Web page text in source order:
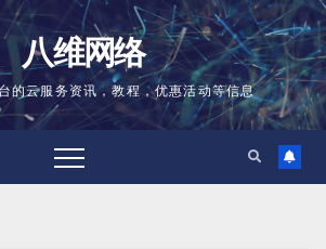
八维网络
的云服务资讯，教程，优惠活动等信息